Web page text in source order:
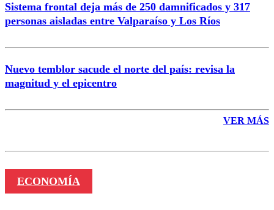
Sistema frontal deja más de 250 damnificados y 317
personas aisladas entre Valparaíso y Los Ríos
Nuevo temblor sacude el norte del país: revisa la
magnitud y el epicentro
VER MÁS
ECONOMÍA